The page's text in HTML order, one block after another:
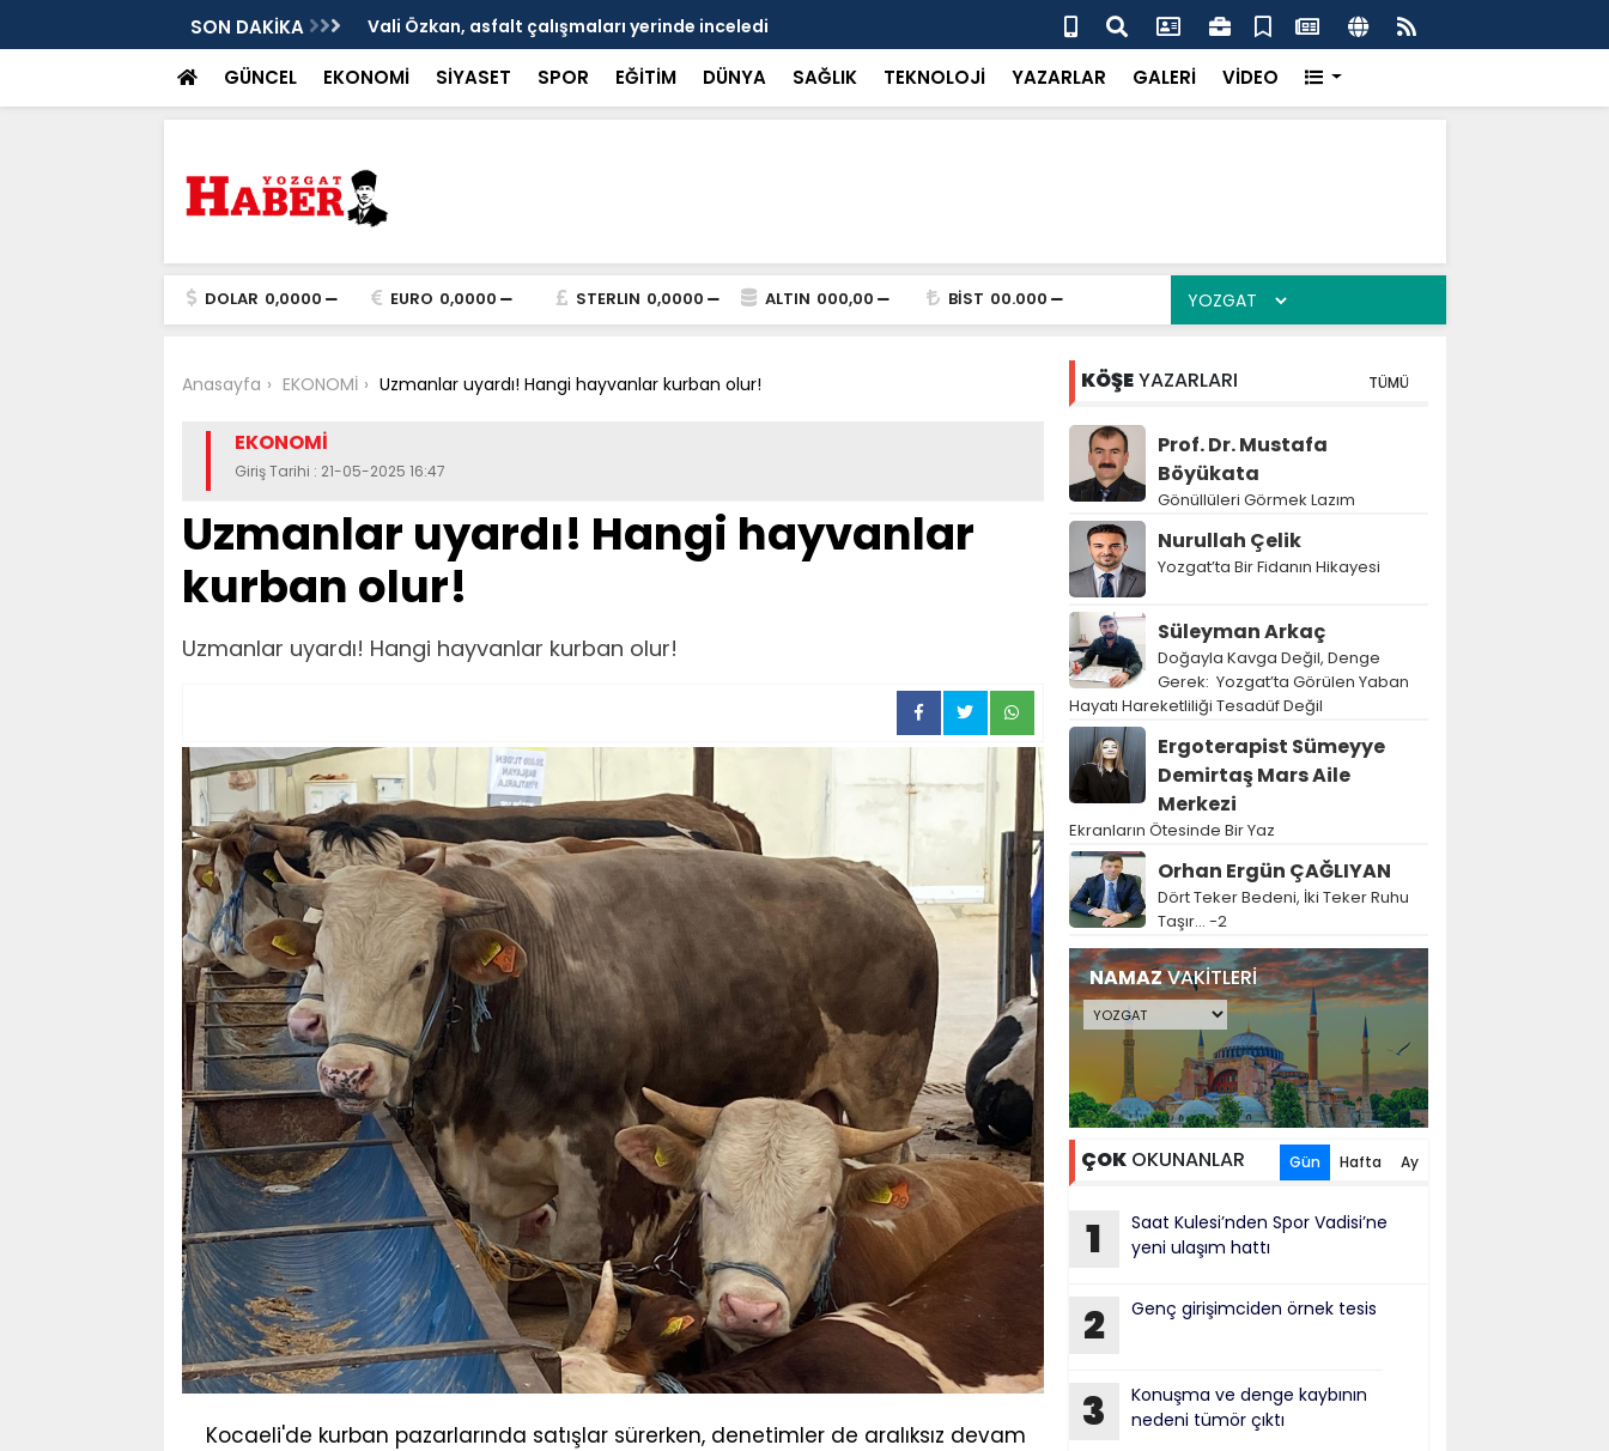
SON DAKİKA Vali Özkan, asfalt çalışmaları yerinde inceledi Bakan Gürlek’ten “Tek Çatı” mesajı
GÜNCEL EKONOMİ SİYASET SPOR EĞİTİM DÜNYA SAĞLIK TEKNOLOJİ YAZARLAR GALERİ VİDEO
DOLAR 0,0000 EURO 0,0000 STERLIN 0,0000 ALTIN 000,00 BİST 00.000
Anasayfa EKONOMİ Uzmanlar uyardı! Hangi hayvanlar kurban olur!
EKONOMİ
Giriş Tarihi : 21-05-2025 16:47
Uzmanlar uyardı! Hangi hayvanlar
kurban olur!
Uzmanlar uyardı! Hangi hayvanlar kurban olur!
Kocaeli'de kurban pazarlarında satışlar sürerken, denetimler de aralıksız devam
KÖŞEYAZARLARI TÜMÜ
Prof. Dr. Mustafa
Böyükata
Gönüllüleri Görmek Lazım
Nurullah Çelik
Yozgat’ta Bir Fidanın Hikayesi
Süleyman Arkaç
Doğayla Kavga Değil, Denge
Gerek: Yozgat’ta Görülen Yaban
Hayatı Hareketliliği Tesadüf Değil
Ergoterapist Sümeyye
Demirtaş Mars Aile
Merkezi
Ekranların Ötesinde Bir Yaz
Orhan Ergün ÇAĞLIYAN
Dört Teker Bedeni, İki Teker Ruhu
Taşır… -2
NAMAZVAKİTLERİ
ÇOKOKUNANLAR Gün Hafta Ay
1
Saat Kulesi’nden Spor Vadisi’ne
yeni ulaşım hattı
2 Genç girişimciden örnek tesis
3
Konuşma ve denge kaybının
nedeni tümör çıktı